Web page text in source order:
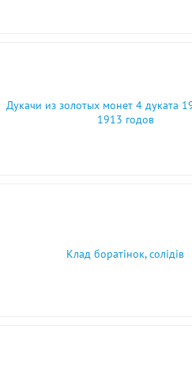
Дукачи из золотых монет 4 дуката
1913 годов
Клад боратінок, солідів